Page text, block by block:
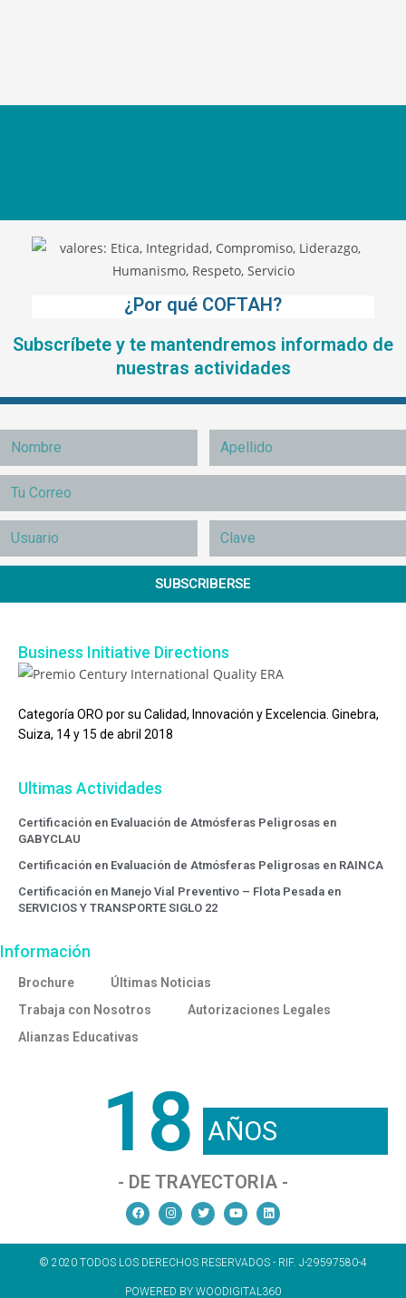
¿Por qué COFTAH?
Subscríbete y te mantendremos informado de
nuestras actividades
SUBSCRIBERSE
Business Initiative Directions
Categoría ORO por su Calidad, Innovación y Excelencia. Ginebra,
Suiza, 14 y 15 de abril 2018
Ultimas Actividades
Certificación en Evaluación de Atmósferas Peligrosas en
GABYCLAU
Certificación en Evaluación de Atmósferas Peligrosas en RAINCA
Certificación en Manejo Vial Preventivo – Flota Pesada en
SERVICIOS Y TRANSPORTE SIGLO 22
Información
Brochure
Últimas Noticias
Trabaja con Nosotros
Autorizaciones Legales
Alianzas Educativas
18 AÑOS
- DE TRAYECTORIA -
© 2020 TODOS LOS DERECHOS RESERVADOS - RIF. J-29597580-4
POWERED BY WOODIGITAL360